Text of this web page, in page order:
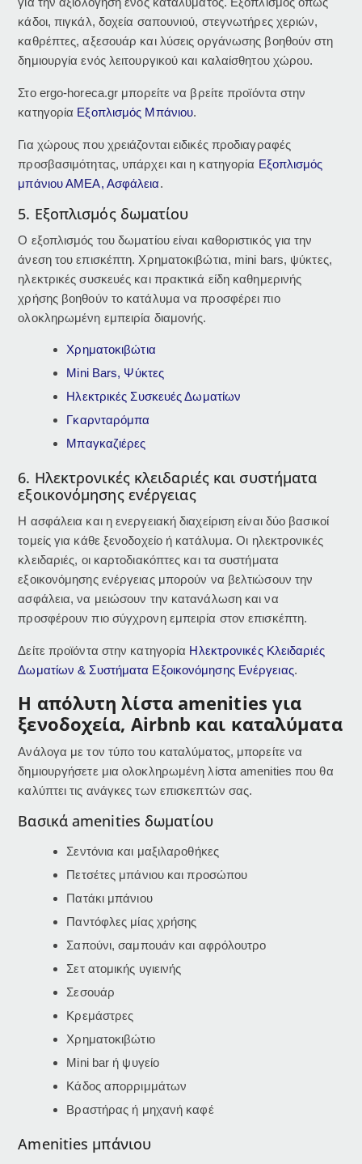
κάδοι, πιγκάλ, δοχεία σαπουνιού, στεγνωτήρες χεριών,
καθρέπτες, αξεσουάρ και λύσεις οργάνωσης βοηθούν στη
δημιουργία ενός λειτουργικού και καλαίσθητου χώρου.
Στο ergo-horeca.gr μπορείτε να βρείτε προϊόντα στην
κατηγορία Εξοπλισμός Μπάνιου.
Για χώρους που χρειάζονται ειδικές προδιαγραφές
προσβασιμότητας, υπάρχει και η κατηγορία Εξοπλισμός
μπάνιου ΑΜΕΑ, Ασφάλεια.
5. Εξοπλισμός δωματίου
Ο εξοπλισμός του δωματίου είναι καθοριστικός για την
άνεση του επισκέπτη. Χρηματοκιβώτια, mini bars, ψύκτες,
ηλεκτρικές συσκευές και πρακτικά είδη καθημερινής
χρήσης βοηθούν το κατάλυμα να προσφέρει πιο
ολοκληρωμένη εμπειρία διαμονής.
Χρηματοκιβώτια
Mini Bars, Ψύκτες
Ηλεκτρικές Συσκευές Δωματίων
Γκαρνταρόμπα
Μπαγκαζιέρες
6. Ηλεκτρονικές κλειδαριές και συστήματα
εξοικονόμησης ενέργειας
Η ασφάλεια και η ενεργειακή διαχείριση είναι δύο βασικοί
τομείς για κάθε ξενοδοχείο ή κατάλυμα. Οι ηλεκτρονικές
κλειδαριές, οι καρτοδιακόπτες και τα συστήματα
εξοικονόμησης ενέργειας μπορούν να βελτιώσουν την
ασφάλεια, να μειώσουν την κατανάλωση και να
προσφέρουν πιο σύγχρονη εμπειρία στον επισκέπτη.
Δείτε προϊόντα στην κατηγορία Ηλεκτρονικές Κλειδαριές
Δωματίων & Συστήματα Εξοικονόμησης Ενέργειας.
Η απόλυτη λίστα amenities για
ξενοδοχεία, Airbnb και καταλύματα
Ανάλογα με τον τύπο του καταλύματος, μπορείτε να
δημιουργήσετε μια ολοκληρωμένη λίστα amenities που θα
καλύπτει τις ανάγκες των επισκεπτών σας.
Βασικά amenities δωματίου
Σεντόνια και μαξιλαροθήκες
Πετσέτες μπάνιου και προσώπου
Πατάκι μπάνιου
Παντόφλες μίας χρήσης
Σαπούνι, σαμπουάν και αφρόλουτρο
Σετ ατομικής υγιεινής
Σεσουάρ
Κρεμάστρες
Χρηματοκιβώτιο
Mini bar ή ψυγείο
Κάδος απορριμμάτων
Βραστήρας ή μηχανή καφέ
Amenities μπάνιου